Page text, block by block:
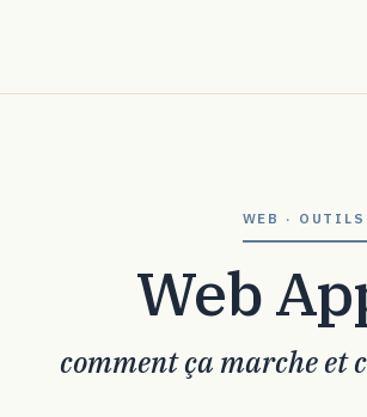
WEB ·
Web
comment ça marche et